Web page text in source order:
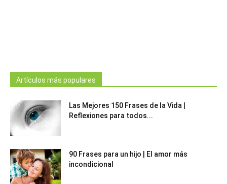
Artículos más populares
Las Mejores 150 Frases de la Vida |
Reflexiones para todos...
90 Frases para un hijo | El amor más
incondicional